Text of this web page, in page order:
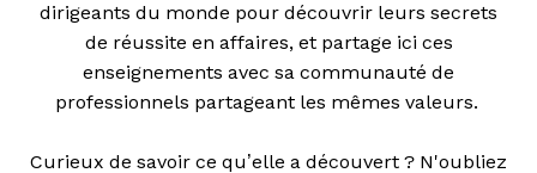
dirigeants du monde pour découvrir leurs secrets
de réussite en affaires, et partage ici ces
enseignements avec sa communauté de
professionnels partageant les mêmes valeurs.
Curieux de savoir ce qu’elle a découvert ? N'oubliez